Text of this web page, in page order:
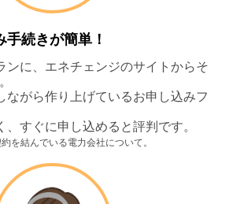
続きが簡単！
ンに、エネチェンジのサイトからそ
ながら作り上げているお申し込みフ
、すぐに申し込めると評判です。
を結んでいる電力会社について。